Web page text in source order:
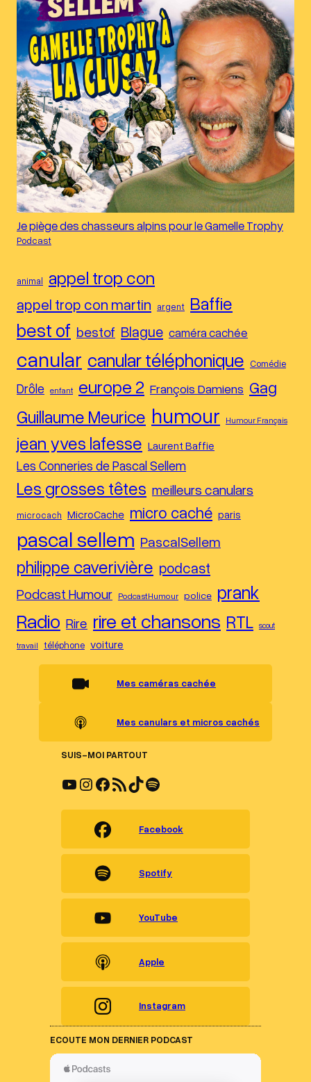
Je piège des chasseurs alpins pour le Gamelle Trophy
Podcast
animal appel trop con
appel trop con martin argent Baffie
best of bestof Blague caméra cachée
canular canular téléphonique Comédie
Drôle enfant europe 2 François Damiens Gag
Guillaume Meurice humour Humour Français
jean yves lafesse Laurent Baffie
Les Conneries de Pascal Sellem
Les grosses têtes meilleurs canulars
microcach MicroCache micro caché paris
pascal sellem PascalSellem
philippe caverivière podcast
Podcast Humour PodcastHumour police prank
Radio Rire rire et chansons RTL scout
travail téléphone voiture
Mes caméras cachée
Mes canulars et micros cachés
SUIS-MOI PARTOUT
YouTube Instagram Facebook Flux RSS TikTok Spotify
Facebook
Spotify
YouTube
Apple
Instagram
ECOUTE MON DERNIER PODCAST